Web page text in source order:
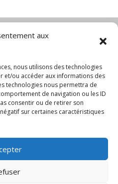
aux
nous utilisons des technologies
et/ou accéder aux informations des
technologies nous permettra de
de navigation ou les ID
consentir ou de retirer son
sur certaines caractéristiques
CGV
légales
et protection des
Gérer mes cookies
droits réservés. Prix
Site dédié aux